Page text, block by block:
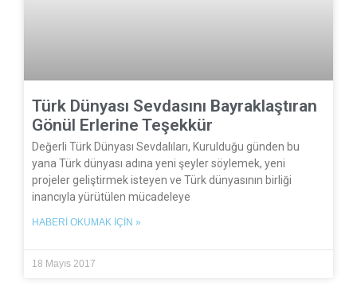
Türk Dünyası Sevdasını Bayraklaştıran
Gönül Erlerine Teşekkür
Değerli Türk Dünyası Sevdalıları, Kurulduğu günden bu
yana Türk dünyası adına yeni şeyler söylemek, yeni
projeler geliştirmek isteyen ve Türk dünyasının birliği
inancıyla yürütülen mücadeleye
HABERI OKUMAK İÇIN »
18 Mayıs 2017